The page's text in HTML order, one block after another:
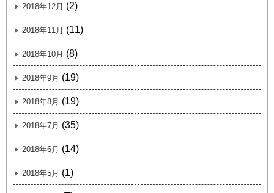
2018年12月 (2)
2018年11月 (11)
2018年10月 (8)
2018年9月 (19)
2018年8月 (19)
2018年7月 (35)
2018年6月 (14)
2018年5月 (1)